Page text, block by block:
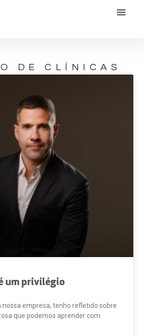
DE CLÍNICAS
um privilégio
nossa empresa, tenho refletido sobre
que podemos aprender com